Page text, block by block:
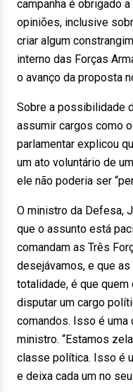
campanha é obrigado
opiniões, inclusive
criar algum
interno das Forças
o avanço da proposta
Sobre a possibilidade
assumir cargos como
parlamentar explicou
um ato voluntário de
ele não poderia ser
O ministro da Defesa,
que o assunto está
comandam as Três
desejávamos, e que
totalidade, é que
disputar um cargo
comandos. Isso é uma
ministro. “Estamos
classe política. Isso é
e deixa cada um no